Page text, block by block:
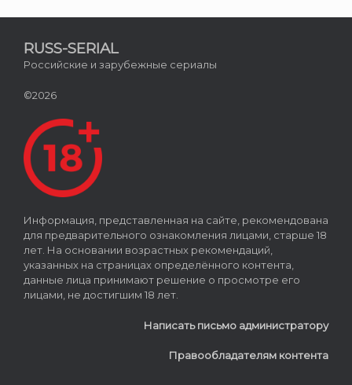
RUSS-SERIAL
Российские и зарубежные сериалы
©2026
Информация, представленная на сайте, рекомендована
для предварительного ознакомления лицами, старше 18
лет. На основании возрастных рекомендаций,
указанных на страницах определённого контента,
данные лица принимают решение о просмотре его
лицами, не достигшим 18 лет.
Написать письмо администратору
Правообладателям контента